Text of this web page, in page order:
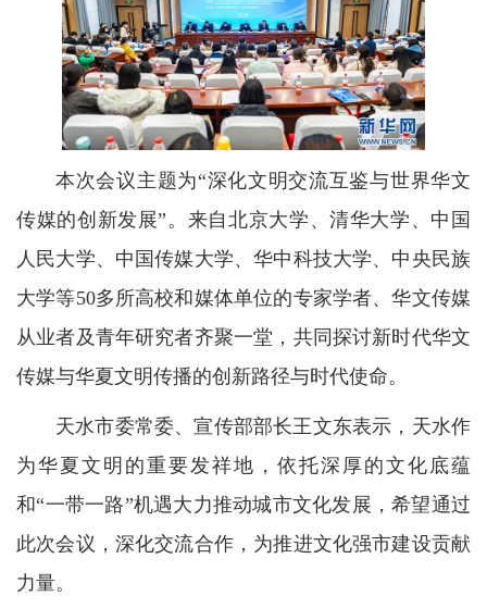
本次会议主题为“深化文明交流互鉴与世界华文
传媒的创新发展”。来自北京大学、清华大学、中国
人民大学、中国传媒大学、华中科技大学、中央民族
大学等50多所高校和媒体单位的专家学者、华文传媒
从业者及青年研究者齐聚一堂，共同探讨新时代华文
传媒与华夏文明传播的创新路径与时代使命。
天水市委常委、宣传部部长王文东表示，天水作
为华夏文明的重要发祥地，依托深厚的文化底蕴
和“一带一路”机遇大力推动城市文化发展，希望通过
此次会议，深化交流合作，为推进文化强市建设贡献
力量。